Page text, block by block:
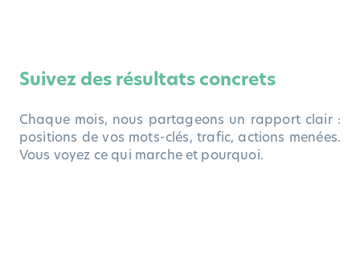
Suivez des résultats concrets
Chaque mois, nous partageons un rapport clair :
positions de vos mots-clés, trafic, actions menées.
Vous voyez ce qui marche et pourquoi.